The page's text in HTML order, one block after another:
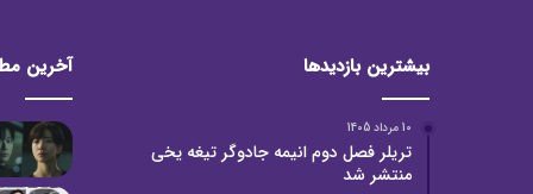
بیشترین بازدیدها
10 مرداد 1405
تریلر فصل دوم انیمه جادوگر تیغه یخی
منتشر شد
آخرین